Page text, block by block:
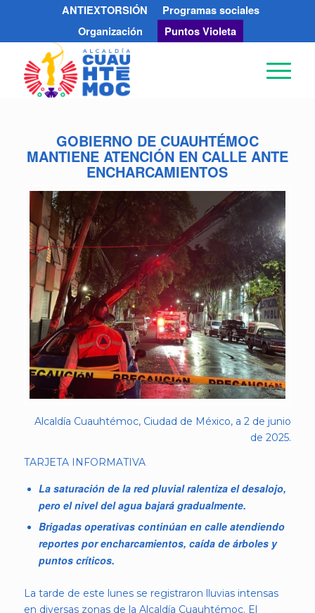
ANTIEXTORSIÓN
Programas sociales
Organización
Puntos Violeta
GOBIERNO DE CUAUHTÉMOC
MANTIENE ATENCIÓN EN CALLE ANTE
ENCHARCAMIENTOS
Alcaldía Cuauhtémoc, Ciudad de México, a 2 de junio
de 2025.
TARJETA INFORMATIVA
La saturación de la red pluvial ralentiza el desalojo,
pero el nivel del agua bajará gradualmente.
Brigadas operativas continúan en calle atendiendo
reportes por encharcamientos, caída de árboles y
puntos críticos.
La tarde de este lunes se registraron lluvias intensas
en diversas zonas de la Alcaldía Cuauhtémoc. El